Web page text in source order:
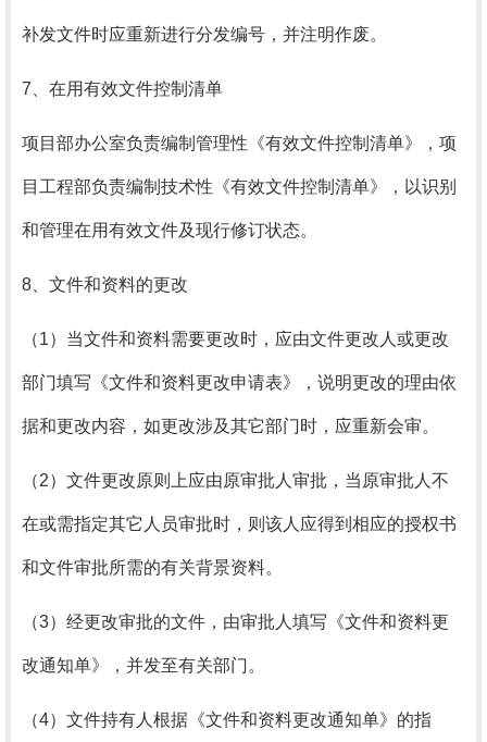
补发文件时应重新进行分发编号，并注明作废。
7、在用有效文件控制清单
项目部办公室负责编制管理性《有效文件控制清单》，项
目工程部负责编制技术性《有效文件控制清单》，以识别
和管理在用有效文件及现行修订状态。
8、文件和资料的更改
（1）当文件和资料需要更改时，应由文件更改人或更改
部门填写《文件和资料更改申请表》，说明更改的理由依
据和更改内容，如更改涉及其它部门时，应重新会审。
（2） 文件更改原则上应由原审批人审批，当原审批人不
在或需指定其它人员审批时，则该人应得到相应的授权书
和文件审批所需的有关背景资料。
（3） 经更改审批的文件，由审批人填写《文件和资料更
改通知单》，并发至有关部门。
（4） 文件持有人根据《文件和资料更改通知单》的指